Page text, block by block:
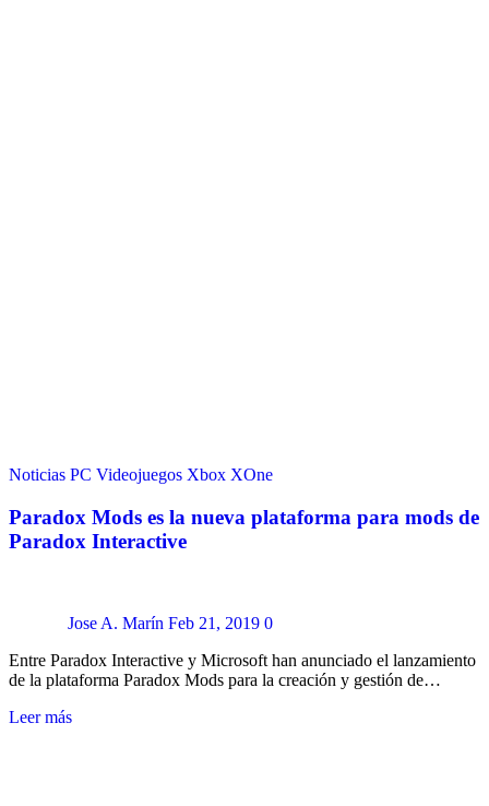
Noticias PC Videojuegos Xbox XOne
Paradox Mods es la nueva plataforma para mods de
Paradox Interactive
Jose A. Marín Feb 21, 2019 0
Entre Paradox Interactive y Microsoft han anunciado el lanzamiento
de la plataforma Paradox Mods para la creación y gestión de…
Leer más